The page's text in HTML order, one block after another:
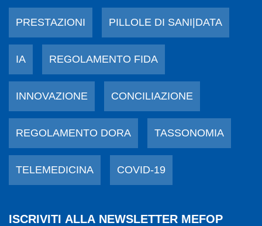
PRESTAZIONI PILLOLE DI SANI|DATA
IA REGOLAMENTO FIDA
INNOVAZIONE CONCILIAZIONE
REGOLAMENTO DORA TASSONOMIA
TELEMEDICINA COVID-19
ISCRIVITI ALLA NEWSLETTER MEFOP